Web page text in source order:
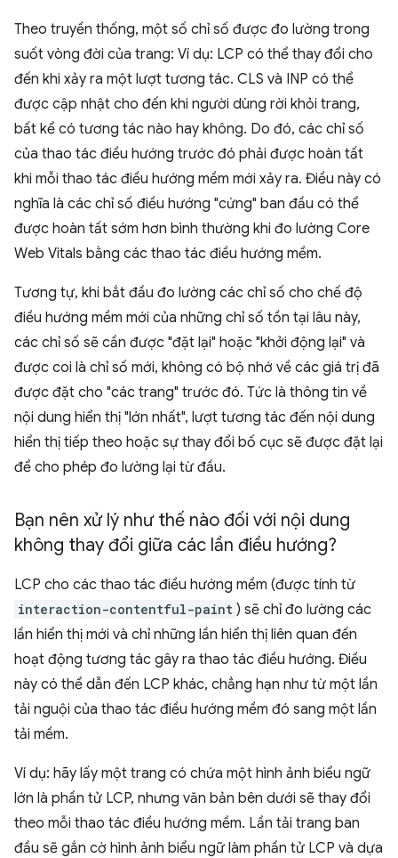
Theo truyền thống, một số chỉ số được đo lường trong
suốt vòng đời của trang: Ví dụ: LCP có thể thay đổi cho
đến khi xảy ra một lượt tương tác. CLS và INP có thể
được cập nhật cho đến khi người dùng rời khỏi trang,
bất kể có tương tác nào hay không. Do đó, các chỉ số
của thao tác điều hướng trước đó phải được hoàn tất
khi mỗi thao tác điều hướng mềm mới xảy ra. Điều này có
nghĩa là các chỉ số điều hướng "cứng" ban đầu có thể
được hoàn tất sớm hơn bình thường khi đo lường Core
Web Vitals bằng các thao tác điều hướng mềm.
Tương tự, khi bắt đầu đo lường các chỉ số cho chế độ
điều hướng mềm mới của những chỉ số tồn tại lâu này,
các chỉ số sẽ cần được "đặt lại" hoặc "khởi động lại" và
được coi là chỉ số mới, không có bộ nhớ về các giá trị đã
được đặt cho "các trang" trước đó. Tức là thông tin về
nội dung hiển thị "lớn nhất", lượt tương tác đến nội dung
hiển thị tiếp theo hoặc sự thay đổi bố cục sẽ được đặt lại
để cho phép đo lường lại từ đầu.
Bạn nên xử lý như thế nào đối với nội dung
không thay đổi giữa các lần điều hướng?
LCP cho các thao tác điều hướng mềm (được tính từ
interaction-contentful-paint ) sẽ chỉ đo lường các
lần hiển thị mới và chỉ những lần hiển thị liên quan đến
hoạt động tương tác gây ra thao tác điều hướng. Điều
này có thể dẫn đến LCP khác, chẳng hạn như từ một lần
tải nguội của thao tác điều hướng mềm đó sang một lần
tải mềm.
Ví dụ: hãy lấy một trang có chứa một hình ảnh biểu ngữ
lớn là phần tử LCP, nhưng văn bản bên dưới sẽ thay đổi
theo mỗi thao tác điều hướng mềm. Lần tải trang ban
đầu sẽ gắn cờ hình ảnh biểu ngữ làm phần tử LCP và dựa